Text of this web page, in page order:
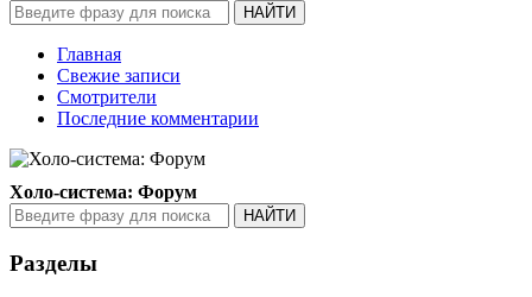
Главная
Свежие записи
Смотрители
Последние комментарии
Холо-система: Форум
Разделы